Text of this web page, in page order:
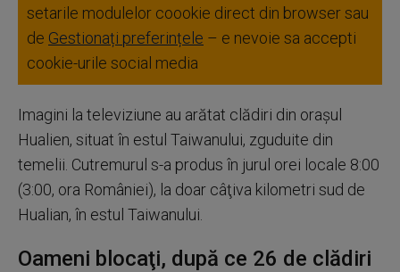
setarile modulelor coookie direct din browser sau
de Gestionați preferințele – e nevoie sa accepti
cookie-urile social media
Imagini la televiziune au arătat clădiri din oraşul
Hualien, situat în estul Taiwanului, zguduite din
temelii. Cutremurul s-a produs în jurul orei locale 8:00
(3:00, ora României), la doar câţiva kilometri sud de
Hualian, în estul Taiwanului.
Oameni blocaţi, după ce 26 de clădiri